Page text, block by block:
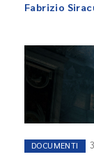
Fabrizio
DOCUMENTI